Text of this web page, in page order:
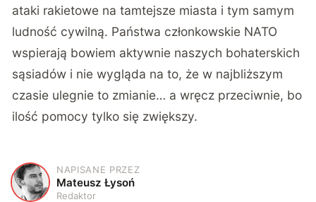
ataki rakietowe na tamtejsze miasta i tym samym
ludność cywilną. Państwa członkowskie NATO
wspierają bowiem aktywnie naszych bohaterskich
sąsiadów i nie wygląda na to, że w najbliższym
czasie ulegnie to zmianie… a wręcz przeciwnie, bo
ilość pomocy tylko się zwiększy.
M
NAPISANE PRZEZ
Mateusz Łysoń
Redaktor